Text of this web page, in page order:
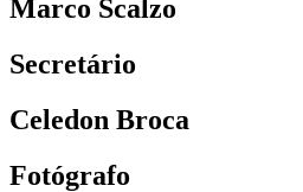
Marco Scalzo
Secretário
Celedon Broca
Fotógrafo